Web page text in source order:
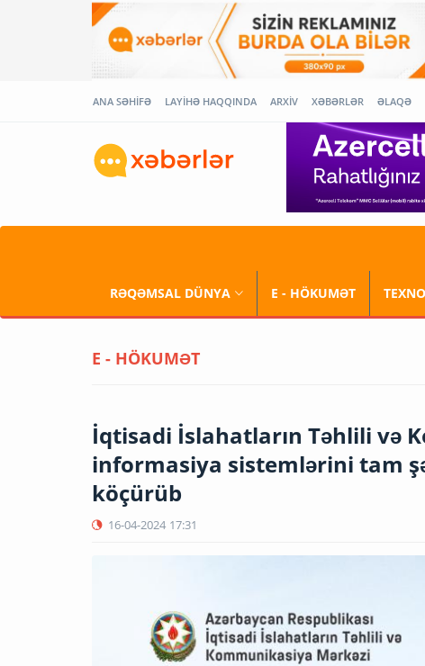
ANA SƏHİFƏ LAYİHƏ HAQQINDA ARXİV XƏBƏRLƏR ƏLAQƏ
RƏQƏMSAL DÜNYA E - HÖKUMƏT
E - HÖKUMƏT
İqtisadi İslahatların Təhlili və
informasiya sistemlərini tam
köçürüb
16-04-2024 17:31